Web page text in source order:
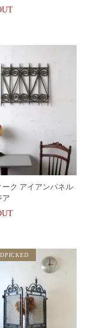
ーク アイアンパネル
ア